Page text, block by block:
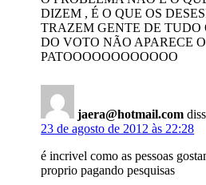
DIZEM , É O QUE OS
TRAZEM GENTE DE TUDO
DO VOTO NÃO APARECE
PATOOOOOOOOOOOO
jaera@hotmail.com
23 de agosto de 2012 às 22:28
é incrivel como as pessoas
proprio pagando pesquisas